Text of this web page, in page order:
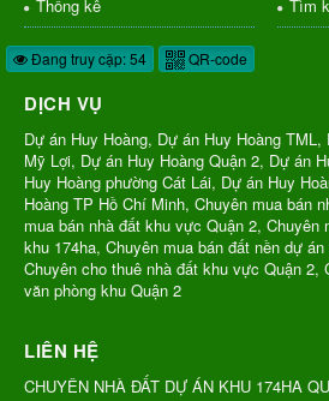
Thống kê
Tìm
Đang truy cập: 54 QR-code
DỊCH VỤ
Dự án Huy Hoàng, Dự án Huy Hoàng
Mỹ Lợi, Dự án Huy Hoàng Quận 2, Dự án
Huy Hoàng phường Cát Lái, Dự án Huy
Hoàng TP Hồ Chí Minh, Chuyên mua bán
mua bán nhà đất khu vực Quận 2, Chuyên
khu 174ha, Chuyên mua bán đất nền dự
Chuyên cho thuê nhà đất khu vực Quận 2,
văn phòng khu Quận 2
LIÊN HỆ
CHUYÊN NHÀ ĐẤT DỰ ÁN KHU 174HA